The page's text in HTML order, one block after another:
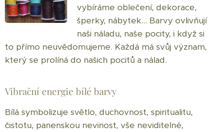
vybíráme oblečení, dekorace,
šperky, nábytek... Barvy ovlivňují
naši náladu, naše pocity, i když si
to přímo neuvědomujeme. Každá má svůj význam,
který se prolíná do našich pocitů a nálad.
Vibrační energie bílé barvy
Bílá symbolizuje světlo, duchovnost, spiritualitu,
čistotu, panenskou nevinost, vše neviditelné,